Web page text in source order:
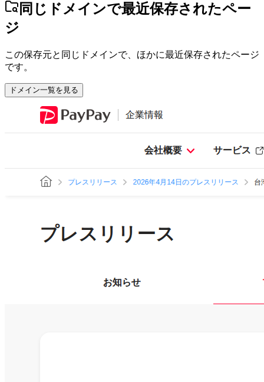
同じドメインで最近保存されたペー
ジ
この保存元と同じドメインで、ほかに最近保存されたページ
です。
ドメイン一覧を見る